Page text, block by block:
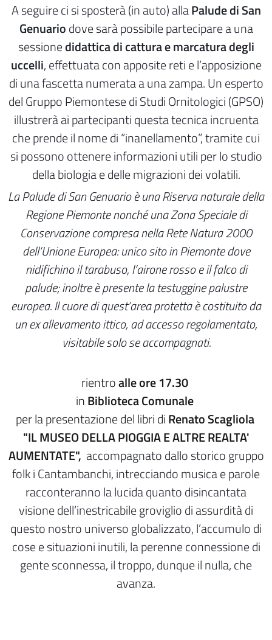
A seguire ci si sposterà (in auto) allaPalude di San
Genuariodove sarà possibile partecipare a una
sessionedidattica di cattura e marcatura degli
uccelli, effettuata con apposite reti e l’apposizione
di una fascetta numerata a una zampa. Un esperto
del Gruppo Piemontese di Studi Ornitologici (GPSO)
illustrerà ai partecipanti questa tecnica incruenta
che prende il nome di “inanellamento”, tramite cui
si possono ottenere informazioni utili per lo studio
della biologia e delle migrazioni dei volatili.
La Palude di San Genuario è una Riserva naturale della
Regione Piemonte nonché una Zona Speciale di
Conservazione compresa nella Rete Natura 2000
dell’Unione Europea: unico sito in Piemonte dove
nidifichino il tarabuso, l’airone rosso e il falco di
palude; inoltre è presente la testuggine palustre
europea. Il cuore di quest’area protetta è costituito da
un ex allevamento ittico, ad accesso regolamentato,
visitabile solo se accompagnati.
rientroalle ore 17.30
inBiblioteca Comunale
per la presentazione del libri diRenato Scagliola
"IL MUSEO DELLA PIOGGIA E ALTRE REALTA'
AUMENTATE", accompagnato dallo storico gruppo
folk i Cantambanchi, intrecciando musica e parole
racconteranno la lucida quanto disincantata
visione dell’inestricabile groviglio di assurdità di
questo nostro universo globalizzato, l’accumulo di
cose e situazioni inutili, la perenne connessione di
gente sconnessa, il troppo, dunque il nulla, che
avanza.